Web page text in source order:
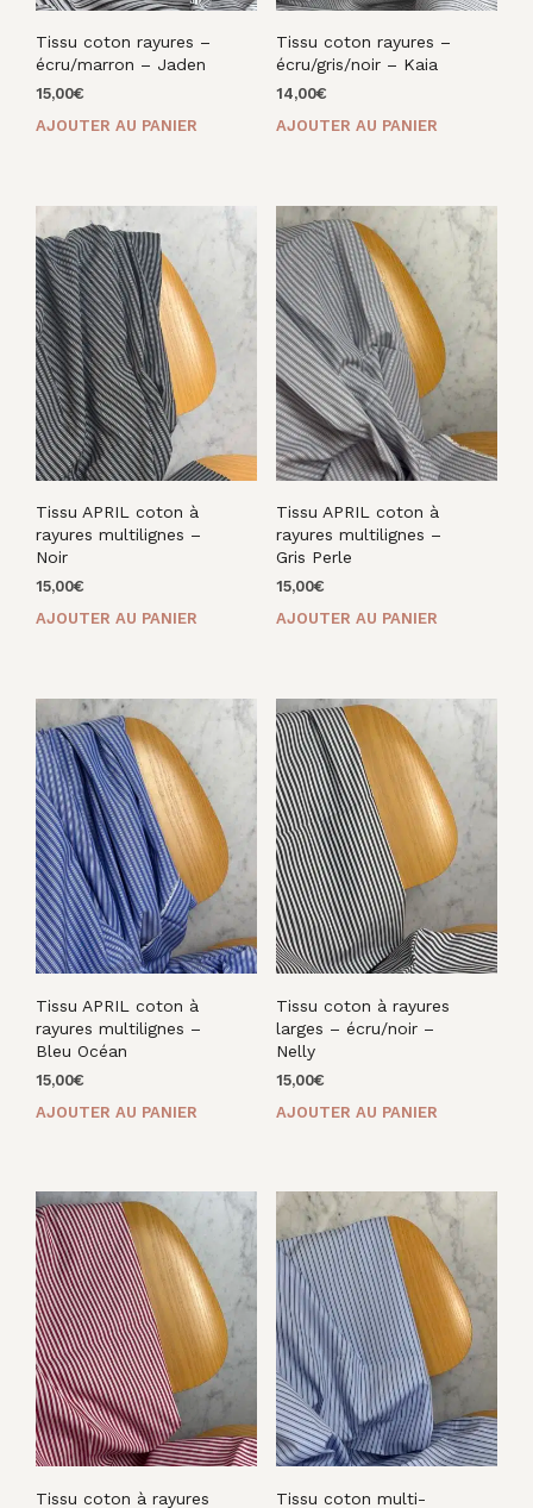
Tissu coton rayures –
écru/marron – Jaden
15,00€
AJOUTER AU PANIER
Tissu coton rayures –
écru/gris/noir – Kaia
14,00€
AJOUTER AU PANIER
Tissu APRIL coton à
rayures multilignes –
Noir
15,00€
AJOUTER AU PANIER
Tissu APRIL coton à
rayures multilignes –
Gris Perle
15,00€
AJOUTER AU PANIER
Tissu APRIL coton à
rayures multilignes –
Bleu Océan
15,00€
AJOUTER AU PANIER
Tissu coton à rayures
larges – écru/noir –
Nelly
15,00€
AJOUTER AU PANIER
Tissu coton à rayures
Tissu coton multi-